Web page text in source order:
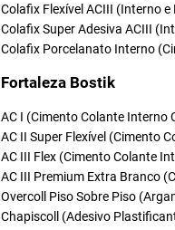
Colafix Flexível ACIII (Interno e
Colafix Super Adesiva ACIII
Colafix Porcelanato Interno
Fortaleza Bostik
AC I (Cimento Colante Interno
AC II Super Flexível (Cimento
AC III Flex (Cimento Colante
AC III Premium Extra Branco
Overcoll Piso Sobre Piso
Chapiscoll (Adesivo